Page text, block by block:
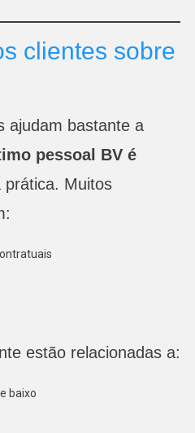
clientes sobre
ajudam bastante a
pessoal BV é
Muitos
estão relacionadas a:
baixo